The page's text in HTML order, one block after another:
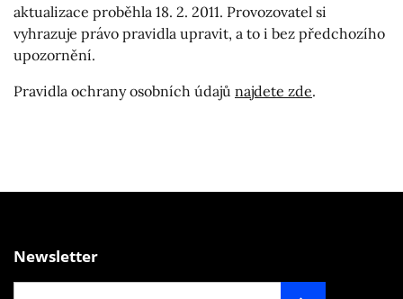
aktualizace proběhla 18. 2. 2011. Provozovatel si
vyhrazuje právo pravidla upravit, a to i bez předchozího
upozornění.
Pravidla ochrany osobních údajů najdete zde.
Newsletter